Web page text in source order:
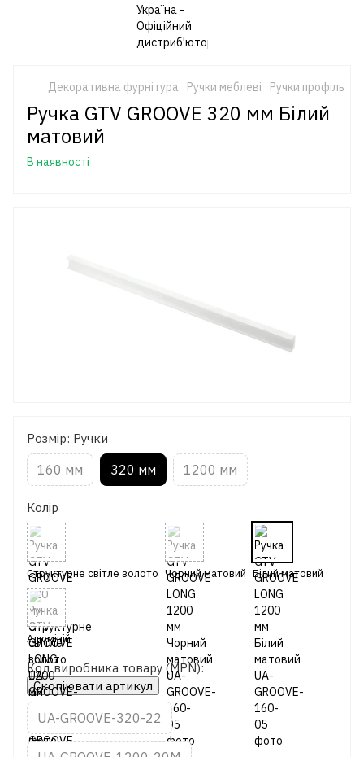
Декоративна фурнітура Ручки меблеві Ручки профіль
Ручка GTV GROOVE 320 мм Білий
матовий
В наявності
Розмір: Ручки
160 мм 320 мм 1200 мм
Колір
Код виробника товару (MPN):
Скопіювати артикул
UA-GROOVE-320-22